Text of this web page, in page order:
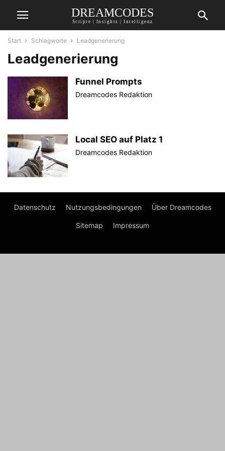
DREAMCODES
Scripte | Insights | Intelligenz
Start Schlagworte Leadgenerierung
Leadgenerierung
Funnel Prompts
Dreamcodes Redaktion
Local SEO auf Platz 1
Dreamcodes Redaktion
Datenschutz Nutzungsbedingungen Über Dreamcodes
Sitemap Impressum